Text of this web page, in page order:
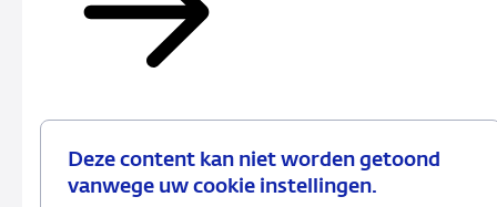
Deze content kan niet worden getoond
vanwege uw cookie instellingen.